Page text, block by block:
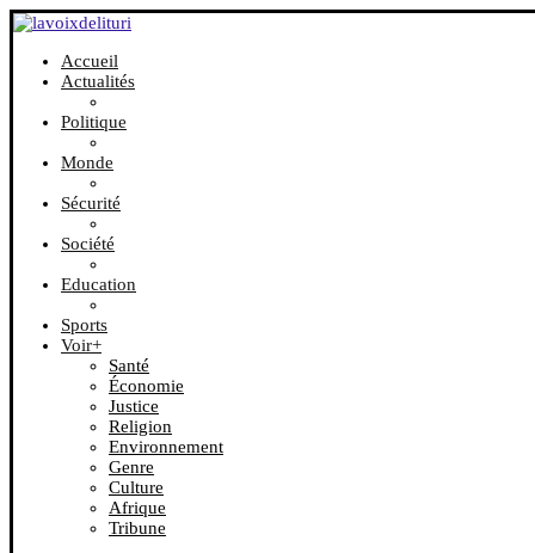
Accueil
Actualités
Politique
Monde
Sécurité
Société
Education
Sports
Voir+
Santé
Économie
Justice
Religion
Environnement
Genre
Culture
Afrique
Tribune